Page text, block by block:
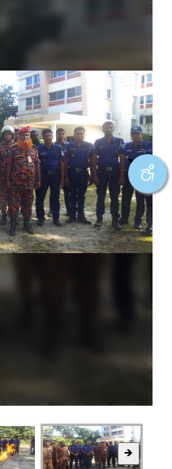
❯
🡺